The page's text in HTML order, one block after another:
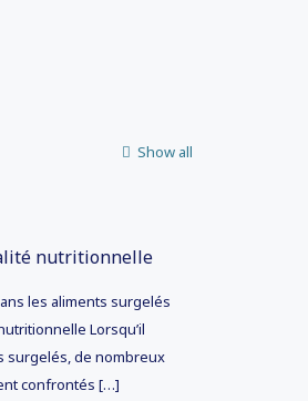
Show all
nutritionnelle
les aliments surgelés
Lorsqu’il
surgelés, de nombreux
confrontés […]